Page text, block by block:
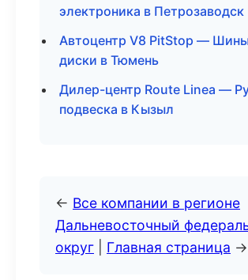
электроника в Петрозаводск
Автоцентр V8 PitStop —
диски в Тюмень
Дилер-центр Route Linea —
подвеска в Кызыл
← Все компании в регионе
Дальневосточный
округ
Главная страница →